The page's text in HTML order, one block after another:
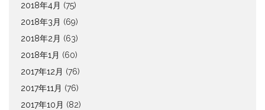
2018年4月 (75)
2018年3月 (69)
2018年2月 (63)
2018年1月 (60)
2017年12月 (76)
2017年11月 (76)
2017年10月 (82)